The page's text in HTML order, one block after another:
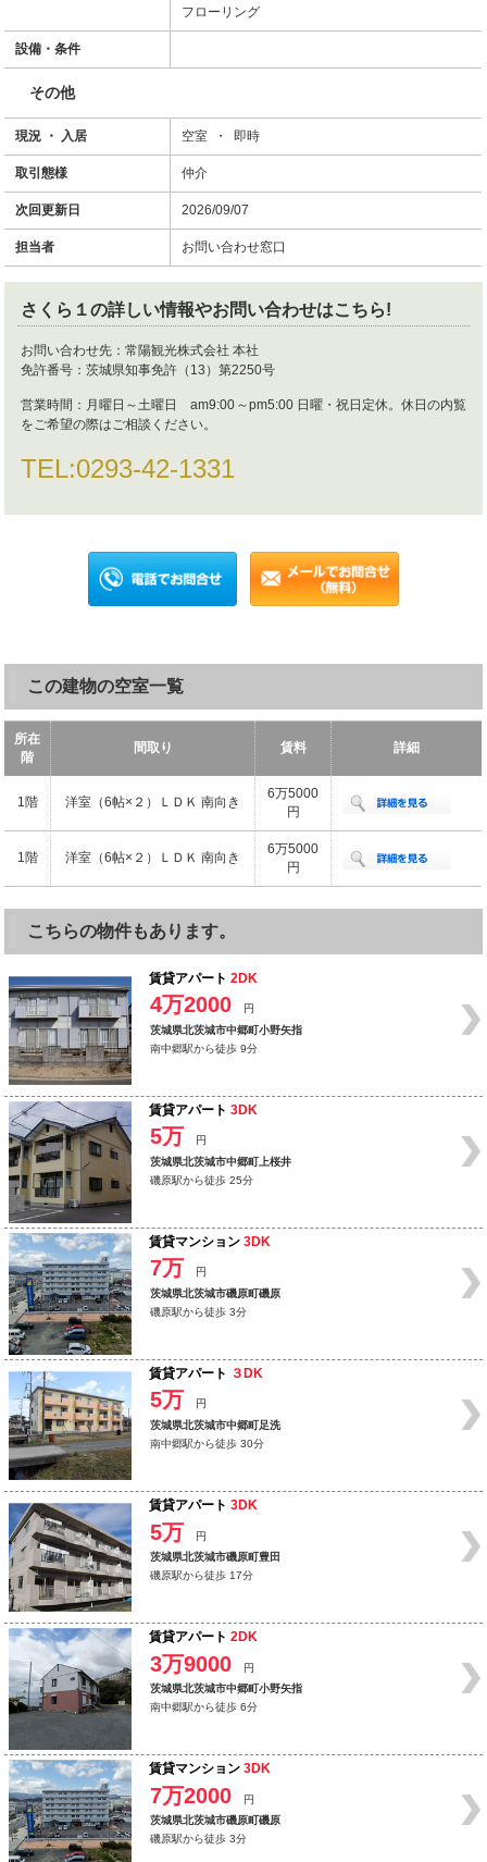
フローリング
設備・条件
その他
現況 ・ 入居 空室 ・ 即時
取引態様 仲介
次回更新日 2026/09/07
担当者 お問い合わせ窓口
さくら１の詳しい情報やお問い合わせはこちら!
お問い合わせ先： 常陽観光株式会社 本社
免許番号： 茨城県知事免許（13）第2250号
営業時間： 月曜日～土曜日 am9:00～pm5:00 日曜・祝日定休。休日の内覧
をご希望の際はご相談ください。
TEL:0293-42-1331
この建物の空室一覧
所在
階
間取り 賃料 詳細
1階 洋室（6帖×２）ＬＤＫ 南向き
6万5000
円
1階 洋室（6帖×２）ＬＤＫ 南向き
6万5000
円
こちらの物件もあります。
賃貸アパート 2DK
4万2000
円
茨城県北茨城市中郷町小野矢指
南中郷駅から徒歩 9分
賃貸アパート 3DK
5万
円
茨城県北茨城市中郷町上桜井
磯原駅から徒歩 25分
賃貸マンション 3DK
7万
円
茨城県北茨城市磯原町磯原
磯原駅から徒歩 3分
賃貸アパート ３DK
5万
円
茨城県北茨城市中郷町足洗
南中郷駅から徒歩 30分
賃貸アパート 3DK
5万
円
茨城県北茨城市磯原町豊田
磯原駅から徒歩 17分
賃貸アパート 2DK
3万9000
円
茨城県北茨城市中郷町小野矢指
南中郷駅から徒歩 6分
賃貸マンション 3DK
7万2000
円
茨城県北茨城市磯原町磯原
磯原駅から徒歩 3分